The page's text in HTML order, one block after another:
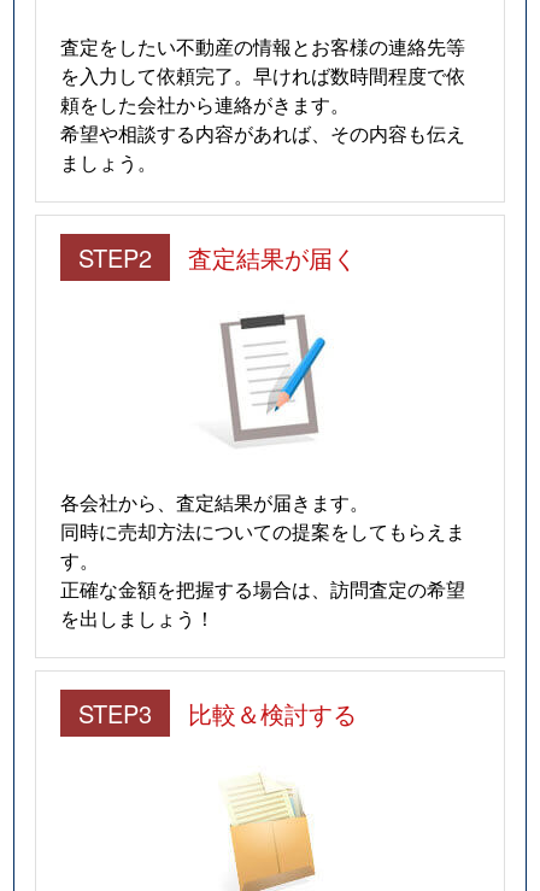
査定をしたい不動産の情報とお客様の連絡先等
を入力して依頼完了。早ければ数時間程度で依
頼をした会社から連絡がきます。
希望や相談する内容があれば、その内容も伝え
ましょう。
STEP2 査定結果が届く
各会社から、査定結果が届きます。
同時に売却方法についての提案をしてもらえま
す。
正確な金額を把握する場合は、訪問査定の希望
を出しましょう！
STEP3 比較＆検討する